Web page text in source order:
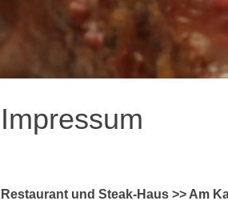
Impressum
Restaurant und Steak-Haus >> Am